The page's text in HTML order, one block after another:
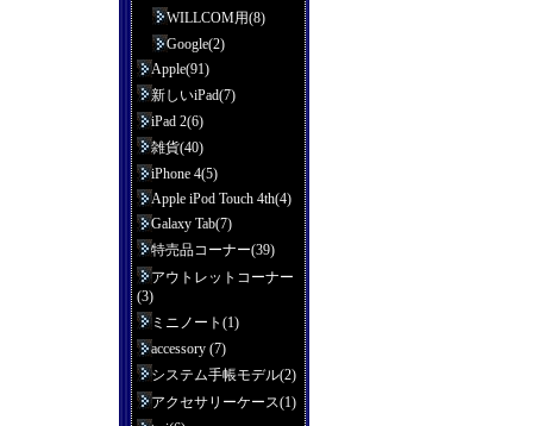
WILLCOM用(8)
Google(2)
Apple(91)
新しいiPad(7)
iPad 2(6)
雑貨(40)
iPhone 4(5)
Apple iPod Touch 4th(4)
Galaxy Tab(7)
特売品コーナー(39)
アウトレットコーナー
(3)
ミニノート(1)
accessory (7)
システム手帳モデル(2)
アクセサリーケース(1)